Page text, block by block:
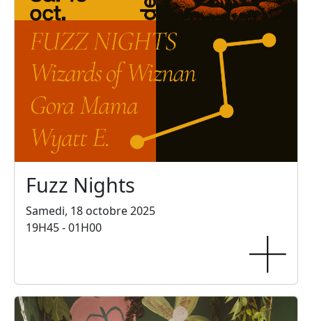
Fuzz Nights
Samedi, 18 octobre 2025
19H45 - 01H00